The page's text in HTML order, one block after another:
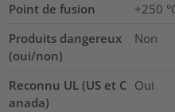
Point de fusion
+250
Produits dangereux
(oui/non)
Non
Reconnu UL (US et C
anada)
Oui